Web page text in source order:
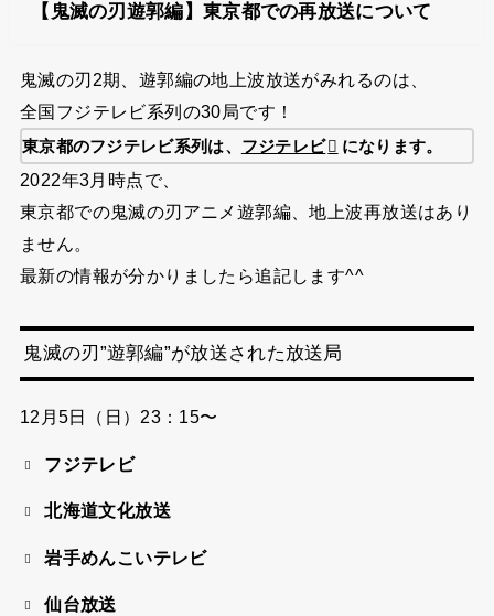
【鬼滅の刃遊郭編】東京都での再放送について
鬼滅の刃2期、遊郭編の地上波放送がみれるのは、
全国フジテレビ系列の30局です！
東京都のフジテレビ系列は、 フジテレビ になります。
2022年3月時点で、
東京都での鬼滅の刃アニメ遊郭編、地上波再放送はあり
ません。
最新の情報が分かりましたら追記します^^
鬼滅の刃”遊郭編”が放送された放送局
12月5日（日）23：15〜
フジテレビ
北海道文化放送
岩手めんこいテレビ
仙台放送